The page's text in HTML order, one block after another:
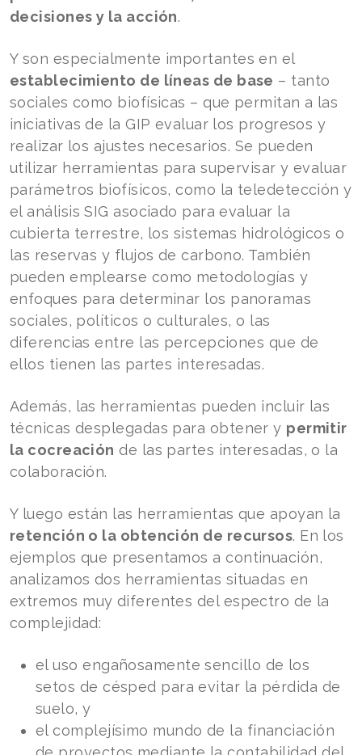
decisiones y la acción.
Y son especialmente importantes en el
establecimiento de líneas de base – tanto
sociales como biofísicas – que permitan a las
iniciativas de la GIP evaluar los progresos y
realizar los ajustes necesarios. Se pueden
utilizar herramientas para supervisar y evaluar
parámetros biofísicos, como la teledetección y
el análisis SIG asociado para evaluar la
cubierta terrestre, los sistemas hidrológicos o
las reservas y flujos de carbono. También
pueden emplearse como metodologías y
enfoques para determinar los panoramas
sociales, políticos o culturales, o las
diferencias entre las percepciones que de
ellos tienen las partes interesadas.
Además, las herramientas pueden incluir las
técnicas desplegadas para obtener y permitir
la cocreación de las partes interesadas, o la
colaboración.
Y luego están las herramientas que apoyan la
retención o la obtención de recursos. En los
ejemplos que presentamos a continuación,
analizamos dos herramientas situadas en
extremos muy diferentes del espectro de la
complejidad:
el uso engañosamente sencillo de los
setos de césped para evitar la pérdida de
suelo, y
el complejísimo mundo de la financiación